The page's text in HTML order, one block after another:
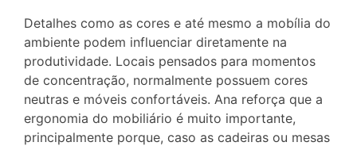
Detalhes como as cores e até mesmo a mobília do
ambiente podem influenciar diretamente na
produtividade. Locais pensados para momentos
de concentração, normalmente possuem cores
neutras e móveis confortáveis. Ana reforça que a
ergonomia do mobiliário é muito importante,
principalmente porque, caso as cadeiras ou mesas